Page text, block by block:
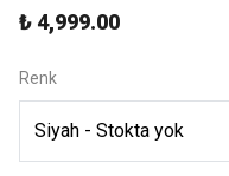
₺ 4,999.00
Renk